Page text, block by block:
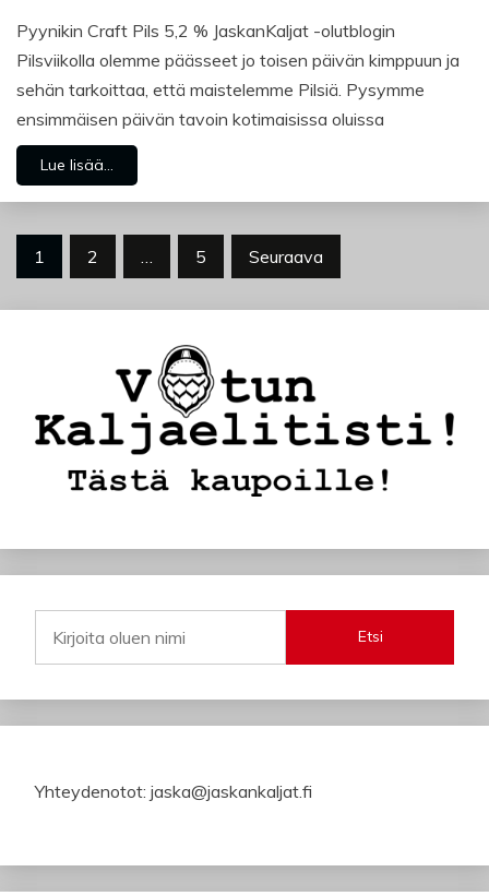
Pyynikin Craft Pils 5,2 % JaskanKaljat -olutblogin
Pilsviikolla olemme päässeet jo toisen päivän kimppuun ja
sehän tarkoittaa, että maistelemme Pilsiä. Pysymme
ensimmäisen päivän tavoin kotimaisissa oluissa
Lue lisää...
Artikkelien
1 2 5 Seuraava
Etsi
Yhteydenotot: jaska@jaskankaljat.fi